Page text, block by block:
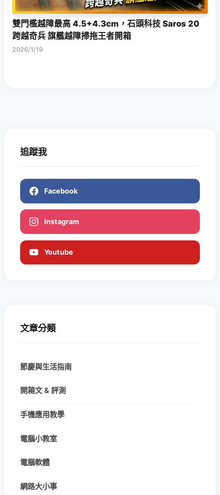
雙門檻越障最高 4.5+4.3cm，石頭科技 Saros 20
跨越奇兵 旗艦越障掃拖王者開箱
2026/1/19
追蹤我
Facebook
Instagram
Youtube
文章分類
節慶與生活指南
開箱文 & 評測
手機應用教學
電腦小教室
電腦軟體
網路大小事